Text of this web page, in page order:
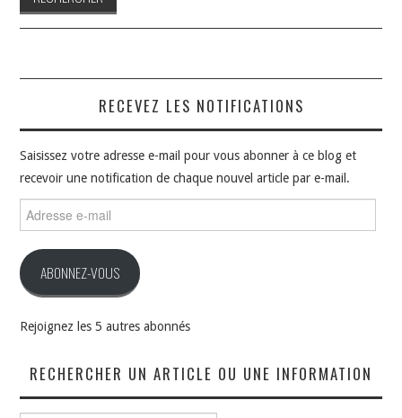
RECEVEZ LES NOTIFICATIONS
Saisissez votre adresse e-mail pour vous abonner à ce blog et
recevoir une notification de chaque nouvel article par e-mail.
Adresse
e-
ABONNEZ-VOUS
Rejoignez les 5 autres abonnés
RECHERCHER UN ARTICLE OU UNE INFORMATION